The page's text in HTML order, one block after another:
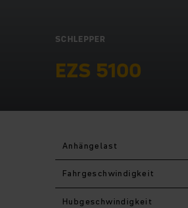
SCHLEPPER
EZS 5100
Anhängelast
Fahr­geschwindigkeit
Hub­geschwindigkeit